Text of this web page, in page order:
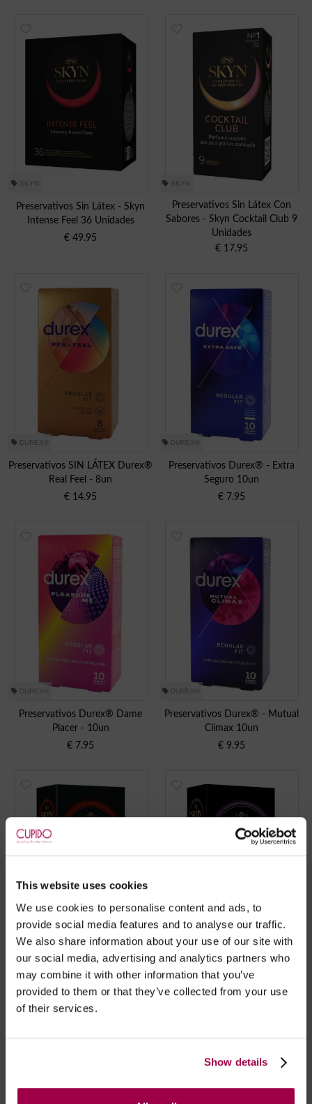
This website uses cookies
We use cookies to personalise content and ads, to
provide social media features and to analyse our traffic.
We also share information about your use of our site with
our social media, advertising and analytics partners who
may combine it with other information that you’ve
provided to them or that they’ve collected from your use
of their services.
Show details
SKYN
Preservativos Sin Látex - Skyn
Intense Feel 36 Unidades
€ 49.95
SKYN
Preservativos Sin Látex Con
Sabores - Skyn Cocktail Club 9
Unidades
€ 17.95
DUREX®
Preservativos SIN LÁTEX Durex®
Real Feel - 8un
€ 14.95
DUREX®
Preservativos Durex® - Extra
Seguro 10un
€ 7.95
DUREX®
Preservativos Durex® Dame
Placer - 10un
€ 7.95
DUREX®
Preservativos Durex® - Mutual
Climax 10un
€ 9.95
SKYN
Preservativos Sin Látex - Skyn
Intense Feel 10 Unidades
€ 13.95
SKYN
Preservativos Sin Látex - Skyn Elite
10 Unidades
€13.95